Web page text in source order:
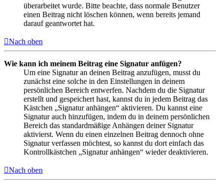
überarbeitet wurde. Bitte beachte, dass normale Benutzer
einen Beitrag nicht löschen können, wenn bereits jemand
darauf geantwortet hat.
Nach oben
Wie kann ich meinem Beitrag eine Signatur anfügen?
Um eine Signatur an deinen Beitrag anzufügen, musst du
zunächst eine solche in den Einstellungen in deinem
persönlichen Bereich entwerfen. Nachdem du die Signatur
erstellt und gespeichert hast, kannst du in jedem Beitrag das
Kästchen „Signatur anhängen“ aktivieren. Du kannst eine
Signatur auch hinzufügen, indem du in deinem persönlichen
Bereich das standardmäßige Anhängen deiner Signatur
aktivierst. Wenn du einen einzelnen Beitrag dennoch ohne
Signatur verfassen möchtest, so kannst du dort einfach das
Kontrollkästchen „Signatur anhängen“ wieder deaktivieren.
Nach oben